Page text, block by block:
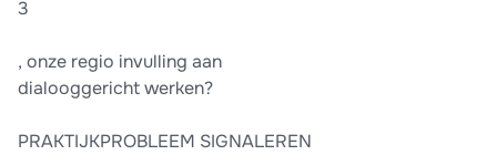
3
, onze regio invulling aan
dialooggericht werken?
PRAKTIJKPROBLEEM SIGNALEREN